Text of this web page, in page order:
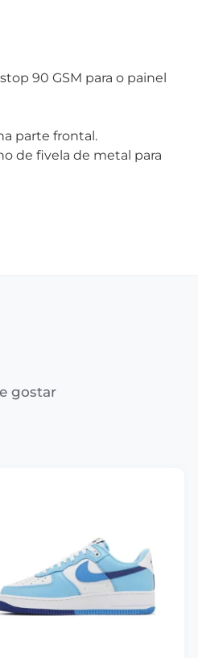
90 GSM para o painel
parte frontal.
de fivela de metal para
gostar